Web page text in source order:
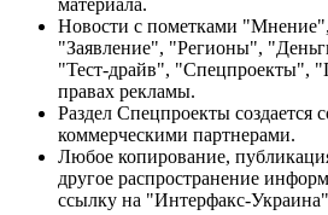
материала.
Новости с пометками
"Заявление", "Регионы",
"Тест-драйв", "Спецпроекты",
правах рекламы.
Раздел Спецпроекты создается
коммерческими партнерами.
Любое копирование,
другое распространение
ссылку на "Интерфакс-